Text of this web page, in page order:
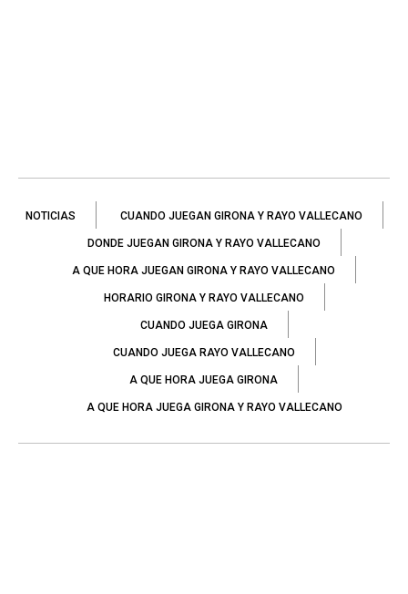
NOTICIAS CUANDO JUEGAN GIRONA Y RAYO VALLECANO
DONDE JUEGAN GIRONA Y RAYO VALLECANO
A QUE HORA JUEGAN GIRONA Y RAYO VALLECANO
HORARIO GIRONA Y RAYO VALLECANO
CUANDO JUEGA GIRONA
CUANDO JUEGA RAYO VALLECANO
A QUE HORA JUEGA GIRONA
A QUE HORA JUEGA GIRONA Y RAYO VALLECANO